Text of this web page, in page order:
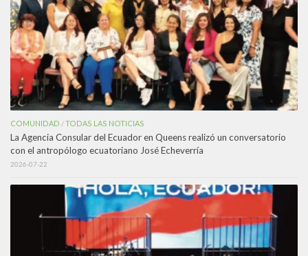
COMUNIDAD /TODAS LAS NOTICIAS
La Agencia Consular del Ecuador en Queens realizó un conversatorio
con el antropólogo ecuatoriano José Echeverría
2026-07-22